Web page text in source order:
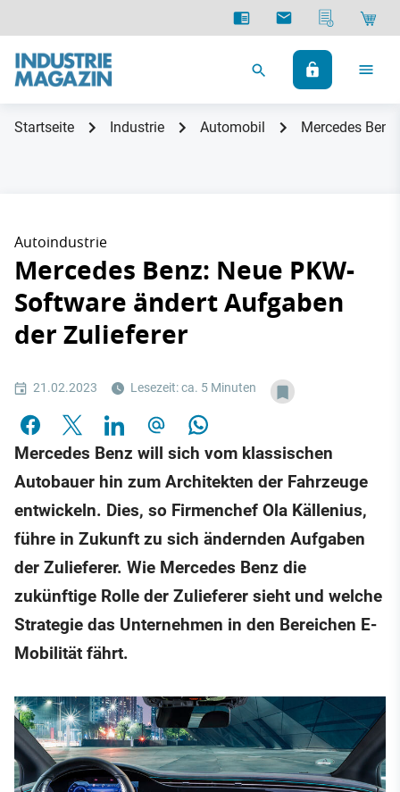
Startseite Industrie Automobil Mercedes
Autoindustrie
Mercedes Benz: Neue PKW-
Software ändert Aufgaben
der Zulieferer
21.02.2023 Lesezeit: ca. 5 Minuten
Mercedes Benz will sich vom klassischen
Autobauer hin zum Architekten der Fahrzeuge
entwickeln. Dies, so Firmenchef Ola Källenius,
führe in Zukunft zu sich ändernden Aufgaben
der Zulieferer. Wie Mercedes Benz die
zukünftige Rolle der Zulieferer sieht und welche
Strategie das Unternehmen in den Bereichen E-
Mobilität fährt.